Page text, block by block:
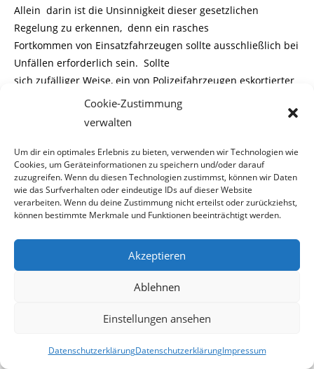
Cookie-Zustimmung
verwalten
Um dir ein optimales Erlebnis zu bieten, verwenden wir Technologien wie
Cookies, um Geräteinformationen zu speichern und/oder darauf
zuzugreifen. Wenn du diesen Technologien zustimmst, können wir Daten
wie das Surfverhalten oder eindeutige IDs auf dieser Website
verarbeiten. Wenn du deine Zustimmung nicht erteilst oder zurückziehst,
können bestimmte Merkmale und Funktionen beeinträchtigt werden.
Akzeptieren
Ablehnen
Einstellungen ansehen
DatenschutzerklärungDatenschutzerklärungImpressum
Allein darin ist die Unsinnigkeit dieser gesetzlichen
Regelung zu erkennen, denn ein rasches
Fortkommen von Einsatzfahrzeugen sollte ausschließlich bei
Unfällen erforderlich sein. Sollte
sich zufälliger Weise, ein von Polizeifahrzeugen eskortierter
Privilegierte in einem „normalen“
Stau befinden, dann soll dieser gefälligst wie Otto
auflöst. Denn ein rascheres Fortkommen dieses
privilegierten Personenkreises, kann wohl
nicht die Bildung einer Rettungsgasse rechtfertigen.
“Geisterfahrerlösung“ für
Einsatzfahrzeuge wäre ideal
Aber zurück zu den Unfällen. Klar ist, dass es bei
Ein rasches Eintreffen der Rettungskräfte erhöht die
Personen. Anstatt Fahrzeuglenker zur Bildung einer